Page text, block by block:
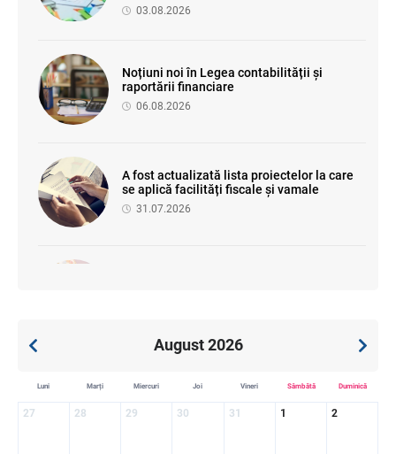
03.08.2026
Noțiuni noi în Legea contabilității și
raportării financiare
06.08.2026
A fost actualizată lista proiectelor la care
se aplică facilități fiscale și vamale
31.07.2026
SFS a anunțat programul de seminare
03.08.2026
August 2026
Luni Marți Miercuri Joi Vineri Sâmbătă Duminică
27 28 29 30 31 1 2